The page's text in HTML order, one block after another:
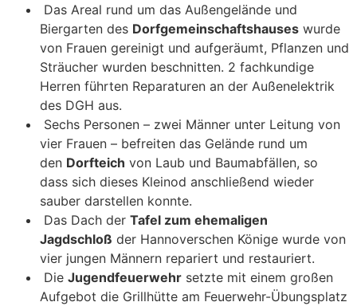
Das Areal rund um das Außengelände und
Biergarten des Dorfgemeinschaftshauses wurde
von Frauen gereinigt und aufgeräumt, Pflanzen und
Sträucher wurden beschnitten. 2 fachkundige
Herren führten Reparaturen an der Außenelektrik
des DGH aus.
Sechs Personen – zwei Männer unter Leitung von
vier Frauen – befreiten das Gelände rund um
den Dorfteich von Laub und Baumabfällen, so
dass sich dieses Kleinod anschließend wieder
sauber darstellen konnte.
Das Dach der Tafel zum ehemaligen
Jagdschloß der Hannoverschen Könige wurde von
vier jungen Männern repariert und restauriert.
Die Jugendfeuerwehr setzte mit einem großen
Aufgebot die Grillhütte am Feuerwehr-Übungsplatz